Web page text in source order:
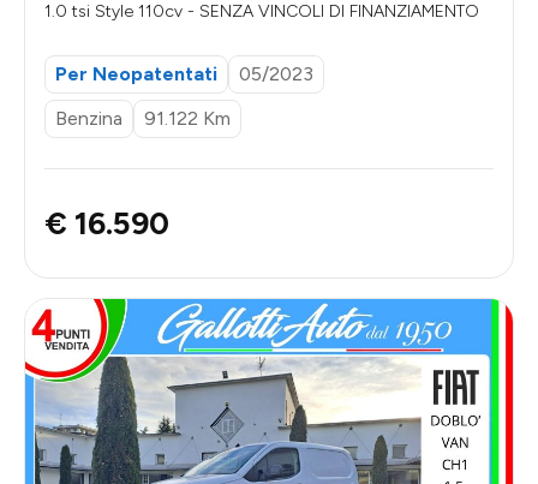
1.0 tsi Style 110cv - SENZA VINCOLI DI FINANZIAMENTO
Per Neopatentati
05/2023
Benzina
91.122 Km
€ 16.590